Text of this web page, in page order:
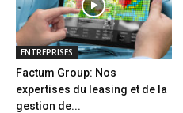
ENTREPRISES
Factum Group: Nos
expertises du leasing et de la
gestion de...